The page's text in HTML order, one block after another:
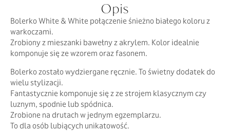
Opis
Bolerko White & White połączenie śnieżno białego koloru z
warkoczami.
Zrobiony z mieszanki bawełny z akrylem. Kolor idealnie
komponuje się ze wzorem oraz fasonem.
Bolerko zostało wydziergane ręcznie. To świetny dodatek do
wielu stylizacji.
Fantastycznie komponuje się z ze strojem klasycznym czy
luznym, spodnie lub spódnica.
Zrobione na drutach w jednym egzemplarzu.
To dla osób lubiących unikatowość.